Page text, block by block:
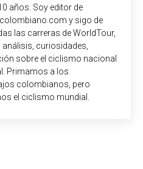
años. Soy editor de
y sigo de
las carreras de WorldTour,
curiosidades,
sobre el ciclismo nacional
Primamos a los
colombianos, pero
el ciclismo mundial.